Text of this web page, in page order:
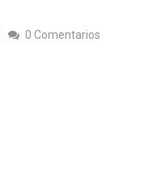
0 Comentarios